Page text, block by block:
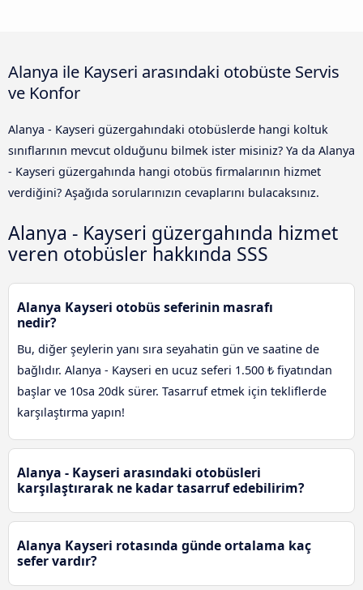
Alanya ile Kayseri arasındaki otobüste Servis
ve Konfor
Alanya - Kayseri güzergahındaki otobüslerde hangi koltuk
sınıflarının mevcut olduğunu bilmek ister misiniz? Ya da Alanya
- Kayseri güzergahında hangi otobüs firmalarının hizmet
verdiğini? Aşağıda sorularınızın cevaplarını bulacaksınız.
Alanya - Kayseri güzergahında hizmet
veren otobüsler hakkında SSS
Alanya Kayseri otobüs seferinin masrafı
nedir?
Bu, diğer şeylerin yanı sıra seyahatin gün ve saatine de
bağlıdır. Alanya - Kayseri en ucuz seferi 1.500 ₺ fiyatından
başlar ve 10sa 20dk sürer. Tasarruf etmek için tekliflerde
karşılaştırma yapın!
Alanya - Kayseri arasındaki otobüsleri
karşılaştırarak ne kadar tasarruf edebilirim?
Alanya Kayseri rotasında günde ortalama kaç
sefer vardır?